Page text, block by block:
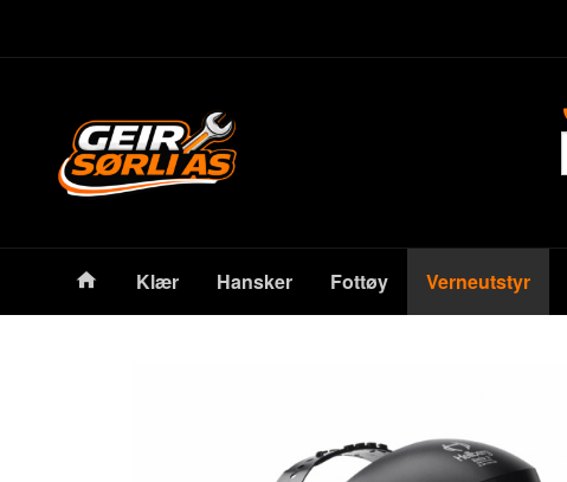
Produkter
Klær Hansker Fottøy Verneutstyr